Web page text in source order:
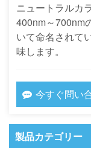
ニュートラルカ
400nm～700nm
いて命名されて
味します。
今すぐ問い
製品カテゴリー